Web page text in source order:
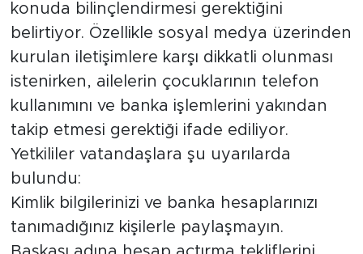
konuda bilinçlendirmesi gerektiğini
belirtiyor. Özellikle sosyal medya üzerinden
kurulan iletişimlere karşı dikkatli olunması
istenirken, ailelerin çocuklarının telefon
kullanımını ve banka işlemlerini yakından
takip etmesi gerektiği ifade ediliyor.
Yetkililer vatandaşlara şu uyarılarda
bulundu:
Kimlik bilgilerinizi ve banka hesaplarınızı
tanımadığınız kişilerle paylaşmayın.